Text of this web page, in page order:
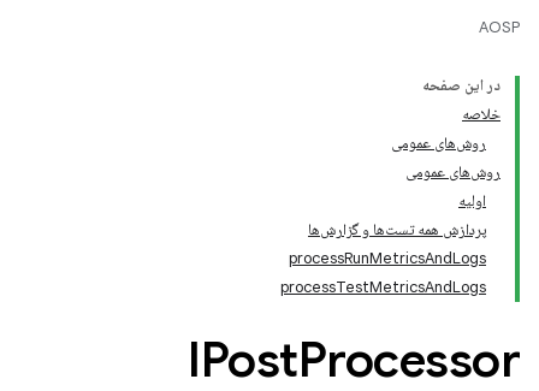
AOSP
در این صفحه
خلاصه
روش‌های عمومی
روش‌های عمومی
اولیه
پردازش همه تست‌ها و گزارش‌ها
processRunMetricsAndLogs
processTestMetricsAndLogs
IPostProcessor